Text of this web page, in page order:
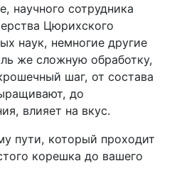
научного сотрудника
Цюрихского
наук, немногие другие
же сложную обработку,
шаг, от состава
до
влияет на вкус.
пути, который проходит
корешка до вашего